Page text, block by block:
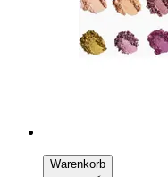
Warenkorb